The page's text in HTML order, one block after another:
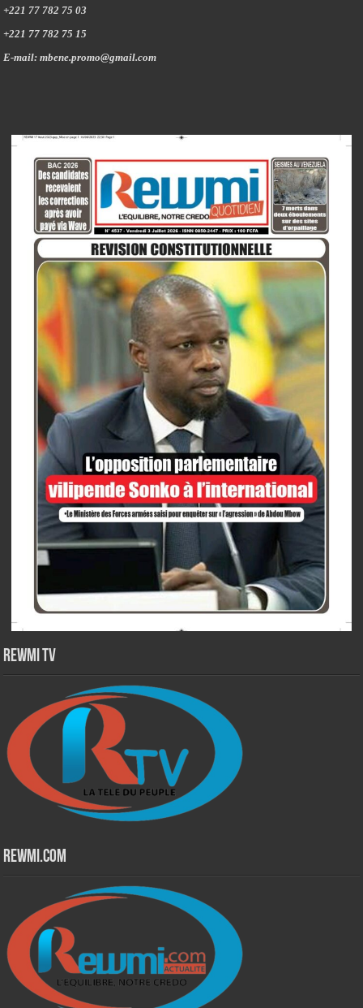
+221 77 782 75 03
+221 77 782 75 15
E-mail: mbene.promo@gmail.com
Rewmi TV
Rewmi.Com